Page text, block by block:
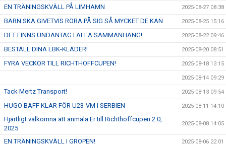
EN TRÄNINGSKVÄLL PÅ LIMHAMN 2025-08-27 08:38
BARN SKA GIVETVIS RÖRA PÅ SIG SÅ MYCKET DE KAN 2025-08-25 15:16
DET FINNS UNDANTAG I ALLA SAMMANHANG! 2025-08-22 09:46
BESTÄLL DINA LBK-KLÄDER! 2025-08-20 08:51
FYRA VECKOR TILL RICHTHOFFCUPEN! 2025-08-18 13:15
2025-08-14 09:29
Tack Mertz Transport! 2025-08-13 09:54
HUGO BAFF KLAR FÖR U23-VM I SERBIEN 2025-08-11 14:10
Hjärtligt välkomna att anmäla Er till Richthoffcupen 2.0,
2025
2025-08-08 14:05
EN TRÄNINGSKVÄLL I GROPEN! 2025-08-06 22:01